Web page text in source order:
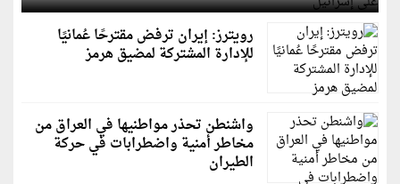
رويترز: إيران ترفض مقترحًا عُمانيًا
للإدارة المشتركة لمضيق هرمز
واشنطن تحذر مواطنيها في العراق من
مخاطر أمنية واضطرابات في حركة
الطيران